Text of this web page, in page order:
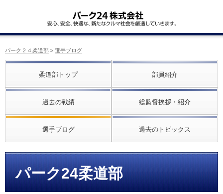
パーク２４柔道部 > 選手ブログ
柔道部トップ 部員紹介
過去の戦績 総監督挨拶・紹介
選手ブログ 過去のトピックス
パーク24柔道部